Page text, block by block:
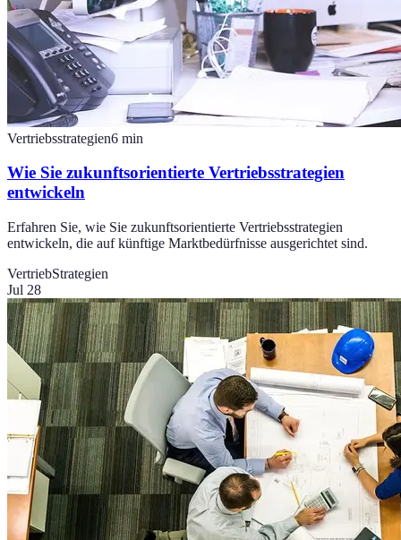
Vertriebsstrategien6 min
Wie Sie zukunftsorientierte Vertriebsstrategien
entwickeln
Erfahren Sie, wie Sie zukunftsorientierte Vertriebsstrategien
entwickeln, die auf künftige Marktbedürfnisse ausgerichtet sind.
VertriebStrategien
Jul 28